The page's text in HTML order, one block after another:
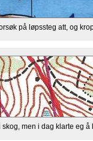
på løpssteg att, og
men i dag klarte eg